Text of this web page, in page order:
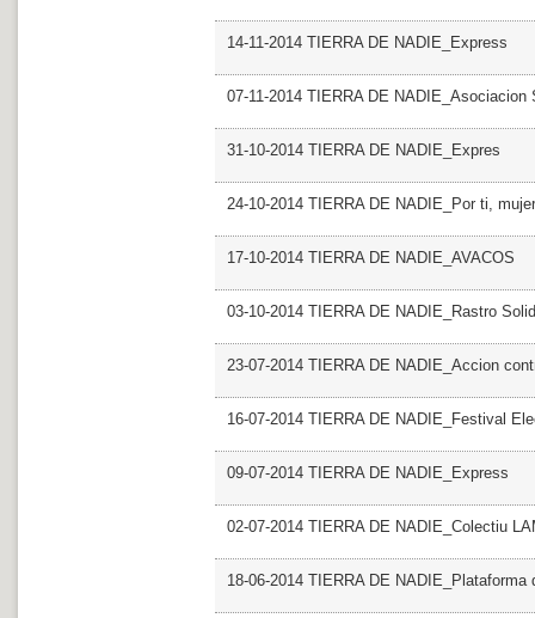
14-11-2014 TIERRA DE NADIE_Express
07-11-2014 TIERRA DE NADIE_Asociacion
31-10-2014 TIERRA DE NADIE_Expres
24-10-2014 TIERRA DE NADIE_Por ti, mujer
17-10-2014 TIERRA DE NADIE_AVACOS
03-10-2014 TIERRA DE NADIE_Rastro
23-07-2014 TIERRA DE NADIE_Accion
16-07-2014 TIERRA DE NADIE_Festival
09-07-2014 TIERRA DE NADIE_Express
02-07-2014 TIERRA DE NADIE_Colectiu
18-06-2014 TIERRA DE